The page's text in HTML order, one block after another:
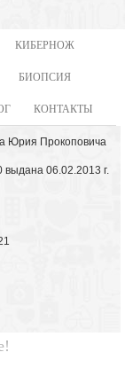
КИБЕРНОЖ
БИОПСИЯ
КОНТАКТЫ
Юрия Прокоповича
06.02.2013 г.